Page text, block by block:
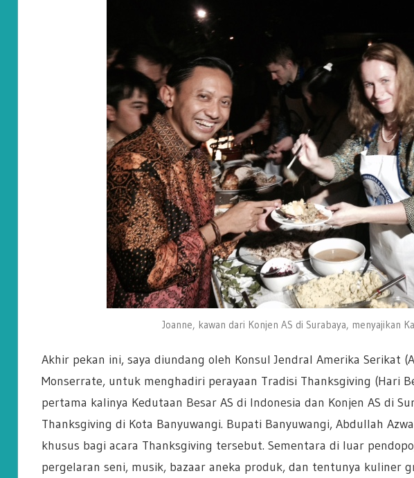
Joanne, kawan dari Konjen AS di Surabaya, menyajikan
Akhir pekan ini, saya diundang oleh Konsul Jendral Amerika Serikat
Monserrate, untuk menghadiri perayaan Tradisi Thanksgiving (Hari
pertama kalinya Kedutaan Besar AS di Indonesia dan Konjen AS di
Thanksgiving di Kota Banyuwangi. Bupati Banyuwangi, Abdullah
khusus bagi acara Thanksgiving tersebut. Sementara di luar
pergelaran seni, musik, bazaar aneka produk, dan tentunya kuliner